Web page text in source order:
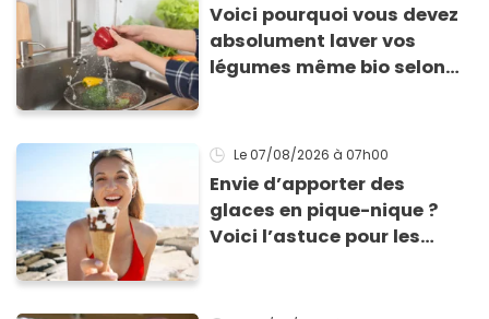
Voici pourquoi vous devez
absolument laver vos
légumes même bio selon
Le 07/08/2026 à 07h00
Envie d’apporter des
glaces en pique-nique ?
Voici l’astuce pour les